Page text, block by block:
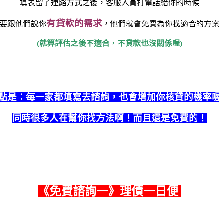
填表留了連絡方式之後，客服人員打電話給你的時候
跟他們說你有貸款的需求 ，他們就會免費為你找適合的方
(就算評估之後不適合，不貸款也沒關係喔)
是：每一家都填寫去諮詢，也會增加你核貸的機率
同時很多人在幫你找方法啊！而且還是免費的！
《免費諮詢一》理債一日便